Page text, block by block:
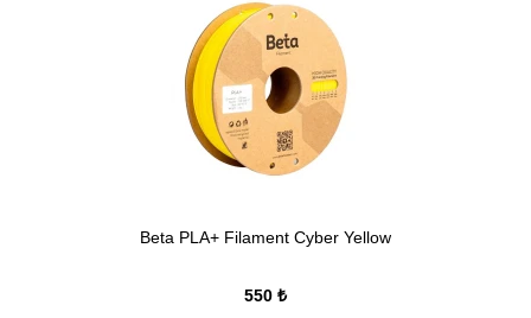
Beta PLA+ Filament Cyber Yellow
550 ₺